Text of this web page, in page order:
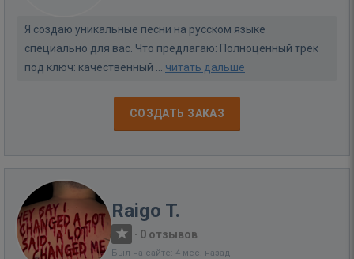
Я создаю уникальные песни на русском языке
специально для вас. Что предлагаю: Полноценный трек
под ключ: качественный ... читать дальше
СОЗДАТЬ ЗАКАЗ
Raigo T.
· 0 отзывов
Был на сайте: 4 мес. назад